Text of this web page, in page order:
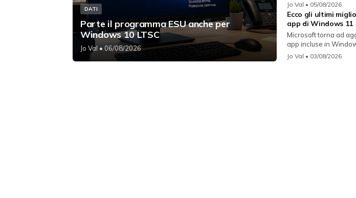
DATI
Parte il programma ESU anche per
Windows 10 LTSC
Jo Val • 06/08/2026
Jo Val • 05/08/2026
Ecco gli ultimi
app di Windows 11
Microsoft torna ad
app incluse in
Jo Val • 03/08/2026